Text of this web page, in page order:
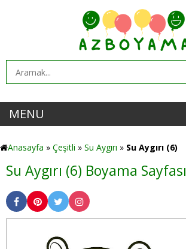
MENU
Anasayfa » Çeşitli » Su Aygırı » Su Aygırı (6)
Su Aygırı (6) Boyama Sayfası